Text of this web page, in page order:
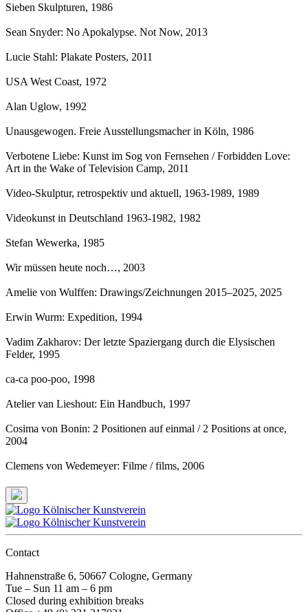
Sieben Skulpturen, 1986
Sean Snyder: No Apokalypse. Not Now, 2013
Lucie Stahl: Plakate Posters, 2011
USA West Coast, 1972
Alan Uglow, 1992
Unausgewogen. Freie Ausstellungsmacher in Köln, 1986
Verbotene Liebe: Kunst im Sog von Fernsehen / Forbidden Love:
Art in the Wake of Television Camp, 2011
Video-Skulptur, retrospektiv und aktuell, 1963-1989, 1989
Videokunst in Deutschland 1963-1982, 1982
Stefan Wewerka, 1985
Wir müssen heute noch…, 2003
Amelie von Wulffen: Drawings/Zeichnungen 2015–2025, 2025
Erwin Wurm: Expedition, 1994
Vadim Zakharov: Der letzte Spaziergang durch die Elysischen
Felder, 1995
ca-ca poo-poo, 1998
Atelier van Lieshout: Ein Handbuch, 1997
Cosima von Bonin: 2 Positionen auf einmal / 2 Positions at once,
2004
Clemens von Wedemeyer: Filme / films, 2006
Contact
Hahnenstraße 6, 50667 Cologne, Germany
Tue – Sun 11 am – 6 pm
Closed during exhibition breaks